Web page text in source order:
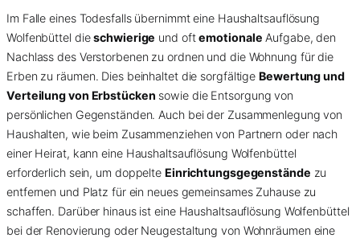
Im Falle eines Todesfalls übernimmt eine Haushaltsauflösung
Wolfenbüttel dieschwierige und oftemotionale Aufgabe, den
Nachlass des Verstorbenen zu ordnen und die Wohnung für die
Erben zu räumen. Dies beinhaltet die sorgfältigeBewertung und
Verteilung von Erbstücken sowie die Entsorgung von
persönlichen Gegenständen. Auch bei der Zusammenlegung von
Haushalten, wie beim Zusammenziehen von Partnern oder nach
einer Heirat, kann eine Haushaltsauflösung Wolfenbüttel
erforderlich sein, um doppelte Einrichtungsgegenstände zu
entfernen und Platz für ein neues gemeinsames Zuhause zu
schaffen. Darüber hinaus ist eine Haushaltsauflösung Wolfenbüttel
bei der Renovierung oder Neugestaltung von Wohnräumen eine